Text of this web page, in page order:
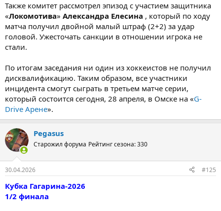
Также комитет рассмотрел эпизод с участием защитника
«Локомотива» Александра Елесина , который по ходу
матча получил двойной малый штраф (2+2) за удар
головой. Ужесточать санкции в отношении игрока не
стали.
По итогам заседания ни один из хоккеистов не получил
дисквалификацию. Таким образом, все участники
инцидента смогут сыграть в третьем матче серии,
который состоится сегодня, 28 апреля, в Омске на «G-
Drive Арене».
Pegasus
Старожил форума Рейтинг сезона: 330
30.04.2026 #125
Кубка Гагарина-2026
1/2 финала